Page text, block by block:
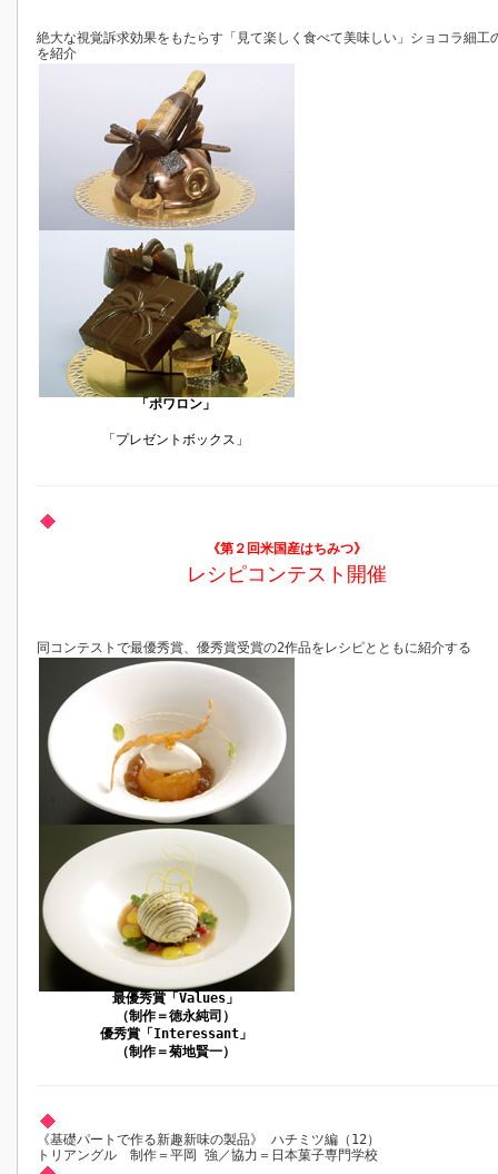
絶大な視覚訴求効果をもたらす「見て楽しく食べて美味しい」ショコラ細工
を紹介
「ポワロン」
「プレゼントボックス」
《第２回米国産はちみつ》
レシピコンテスト開催
同コンテストで最優秀賞、優秀賞受賞の2作品をレシピとともに紹介する
最優秀賞「Values」
（制作＝徳永純司）
優秀賞「Interessant」
（制作＝菊地賢一）
《基礎パートで作る新趣新味の製品》 ハチミツ編（12）
トリアングル 制作＝平岡 強／協力＝日本菓子専門学校